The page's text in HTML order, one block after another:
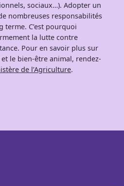
sociaux…). Adopter un
nombreuses responsabilités
terme. C’est pourquoi
la lutte contre
Pour en savoir plus sur
le bien-être animal, rendez-
de l’Agriculture.